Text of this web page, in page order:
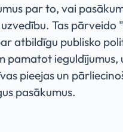
par to, vai
Tas pārveido
atbildīgu publisko
pamatot ieguldījumus,
pieejas un
pasākumus.